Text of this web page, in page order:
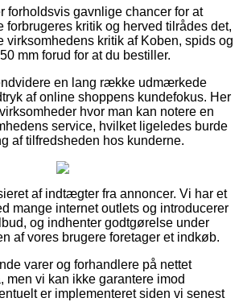
forholdsvis gavnlige chancer for at
forbrugeres kritik og herved tilrådes det,
virksomhedens kritik af Koben, spids og
mm forud for at du bestiller.
en lang række udmærkede
af online shoppens kundefokus. Her
hvor man kan notere en
service, hvilket ligeledes burde
af tilfredsheden hos kunderne.
af indtægter fra annoncer. Vi har et
mange internet outlets og introducerer
og indhenter godtgørelse under
af vores brugere foretager et indkøb.
varer og forhandlere på nettet
men vi kan ikke garantere imod
er implementeret siden vi senest